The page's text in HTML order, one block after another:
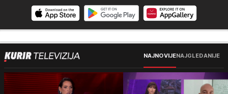
NAJNOVIJENAJGLEDANIJE